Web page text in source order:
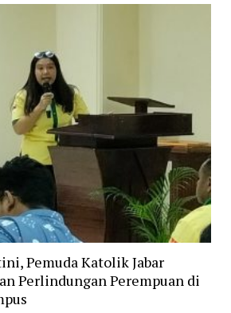
Pemuda Katolik Jabar
Perlindungan Perempuan di